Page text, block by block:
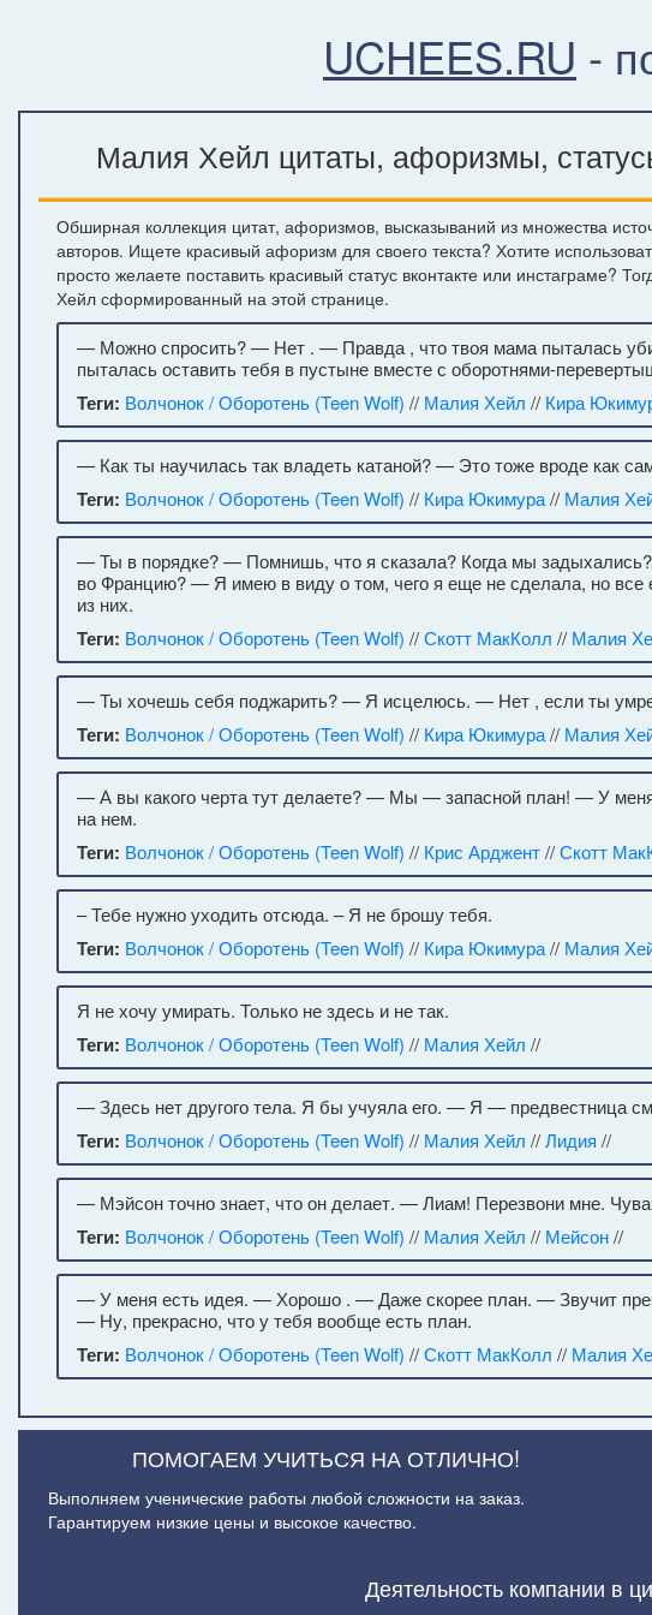
UCHEES.RU -
Малия Хейл цитаты, афоризмы,
Обширная коллекция цитат, афоризмов, высказываний из множества
авторов. Ищете красивый афоризм для своего текста? Хотите
просто желаете поставить красивый статус вконтакте или инстаграме?
Хейл сформированный на этой странице.
— Можно спросить? — Нет . — Правда , что твоя мама пыталась
пыталась оставить тебя в пустыне вместе с оборотнями-
Теги: Волчонок / Оборотень (Teen Wolf) // Малия Хейл // Кира
— Как ты научилась так владеть катаной? — Это тоже вроде как
Теги: Волчонок / Оборотень (Teen Wolf) // Кира Юкимура// Малия
— Ты в порядке? — Помнишь, что я сказала? Когда мы
во Францию? — Я имею в виду о том, чего я еще не сделала, но
из них.
Теги: Волчонок / Оборотень (Teen Wolf) //Скотт МакКолл // Малия
— Ты хочешь себя поджарить? — Я исцелюсь. — Нет , если ты
Теги: Волчонок / Оборотень (Teen Wolf) // Кира Юкимура// Малия
— А вы какого черта тут делаете? — Мы — запасной план! — У
на нем.
Теги: Волчонок / Оборотень (Teen Wolf) // Крис Арджент//Скотт
– Тебе нужно уходить отсюда. – Я не брошу тебя.
Теги: Волчонок / Оборотень (Teen Wolf) // Кира Юкимура// Малия
Я не хочу умирать. Только не здесь и не так.
Теги: Волчонок / Оборотень (Teen Wolf) // Малия Хейл //
— Здесь нет другого тела. Я бы учуяла его. — Я — предвестница
Теги: Волчонок / Оборотень (Teen Wolf) // Малия Хейл //Лидия //
— Мэйсон точно знает, что он делает. — Лиам! Перезвони мне.
Теги: Волчонок / Оборотень (Teen Wolf) // Малия Хейл // Мейсон//
— У меня есть идея. — Хорошо . — Даже скорее план. — Звучит
— Ну, прекрасно, что у тебя вообще есть план.
Теги: Волчонок / Оборотень (Teen Wolf) //Скотт МакКолл // Малия
ПОМОГАЕМ УЧИТЬСЯ НА ОТЛИЧНО!
Выполняем ученические работы любой сложности на заказ.
Гарантируем низкие цены и высокое качество.
Деятельность компании в